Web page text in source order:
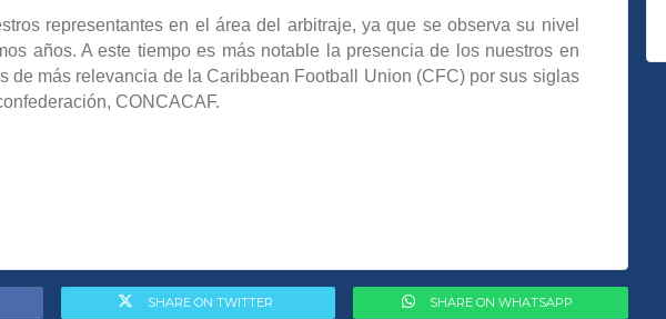
representantes en el área del arbitraje, ya que se observa su nivel
años. A este tiempo es más notable la presencia de los nuestros en
de más relevancia de la Caribbean Football Union (CFC) por sus siglas
CONCACAF.
SHARE ON TWITTER SHARE ON WHATSAPP